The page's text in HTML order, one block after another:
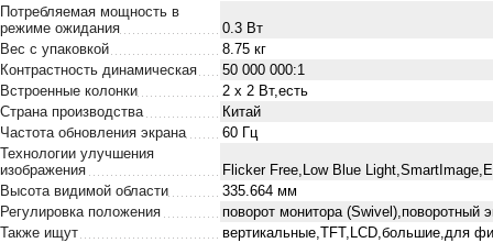
Потребляемая мощность в
режиме ожидания
0.3 Вт
Вес с упаковкой
8.75 кг
Контрастность динамическая
50 000 000:1
Встроенные колонки
2 х 2 Вт,есть
Страна производства
Китай
Частота обновления экрана
60 Гц
Технологии улучшения
изображения
Flicker Free,Low Blue
Высота видимой области
335.664 мм
Регулировка положения
поворот монитора (Swivel),поворотный
Также ищут
вертикальные,TFT,LCD,большие,для